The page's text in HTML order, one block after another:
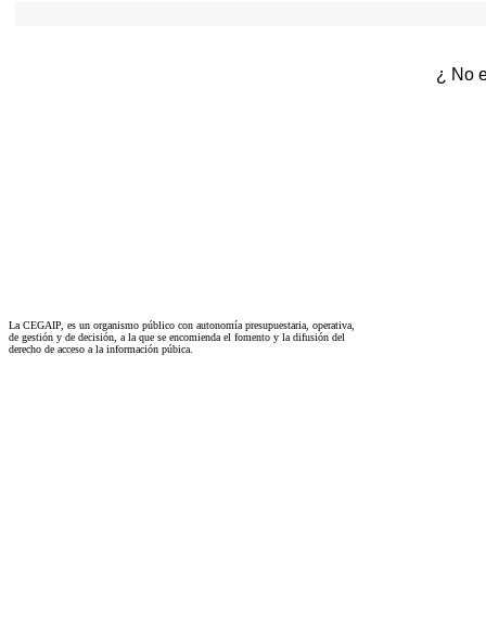
¿ No
La CEGAIP, es un organismo público con autonomía presupuestaria, operativa,
de gestión y de decisión, a la que se encomienda el fomento y la difusión del
derecho de acceso a la información púbica.